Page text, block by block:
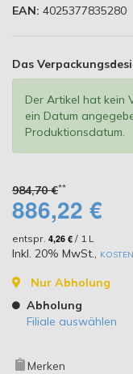
EAN: 4025377835280
Das
Der Artikel hat kein
ein Datum
Produktionsdatum.
984,70 €**
886,22 €
entspr. 4,26 € / 1 L
Inkl. 20% MwSt.,
Nur Abholung
Abholung
Filiale auswählen
Merken